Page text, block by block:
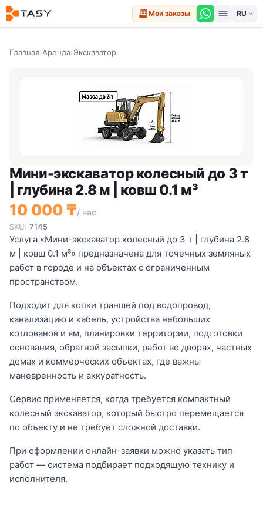
receipt_longМои заказы menu expand_more
Главная›Аренда›Экскаватор
Мини-экскаватор колесный до 3 т
| глубина 2.8 м | ковш 0.1 м³
10 000 ₸/ час
SKU: 7145
Услуга «Мини-экскаватор колесный до 3 т | глубина 2.8
м | ковш 0.1 м³» предназначена для точечных земляных
работ в городе и на объектах с ограниченным
пространством.
Подходит для копки траншей под водопровод,
канализацию и кабель, устройства небольших
котлованов и ям, планировки территории, подготовки
основания, обратной засыпки, работ во дворах, частных
домах и коммерческих объектах, где важны
маневренность и аккуратность.
Сервис применяется, когда требуется компактный
колесный экскаватор, который быстро перемещается
по объекту и не требует сложной доставки.
При оформлении онлайн-заявки можно указать тип
работ — система подбирает подходящую технику и
исполнителя.